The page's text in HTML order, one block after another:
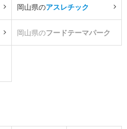
岡山県のアスレチック
岡山県のフードテーマパーク